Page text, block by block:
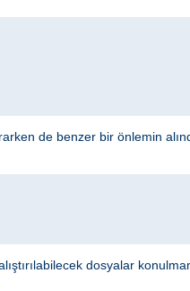
de benzer bir önlemin
dosyalar